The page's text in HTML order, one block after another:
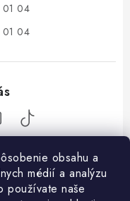
obsahu a
médií a analýzu
používate naše
01 04
01 04